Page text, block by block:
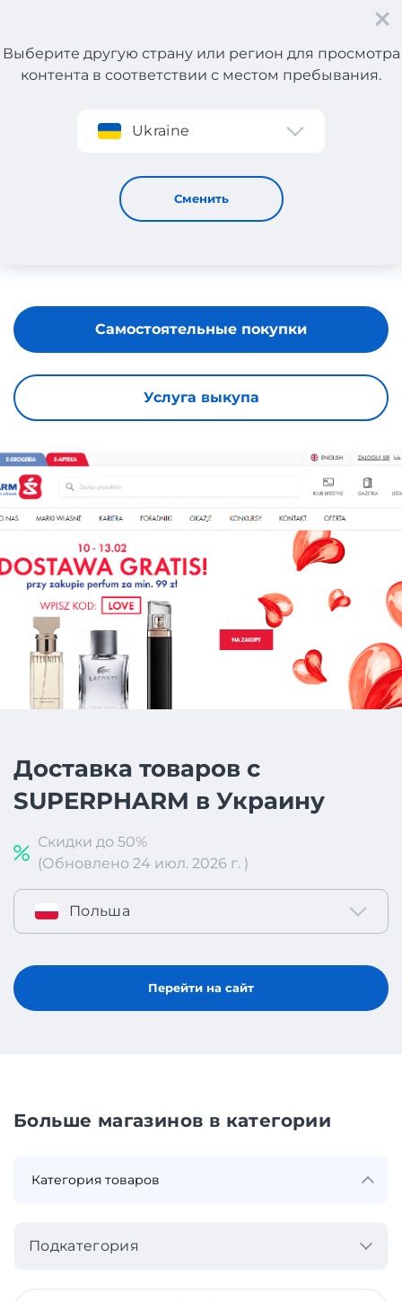
Регистрация
Выберите другую страну или регион для просмотра
контента в соответствии с местом пребывания.
Ukraine
Сменить
SUPERPHARM
Услуга выкупа
Самостоятельные покупки
Доставка товаров с
SUPERPHARM в Украину
Скидки до 50%
(Обновлено 24 июл. 2026 г. )
Польша
Перейти на сайт
Больше магазинов в категории
Подкатегория